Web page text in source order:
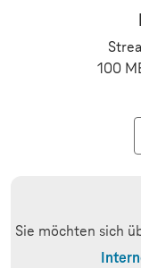
100
Sie möchten sich